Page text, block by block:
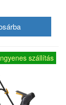
szállítás